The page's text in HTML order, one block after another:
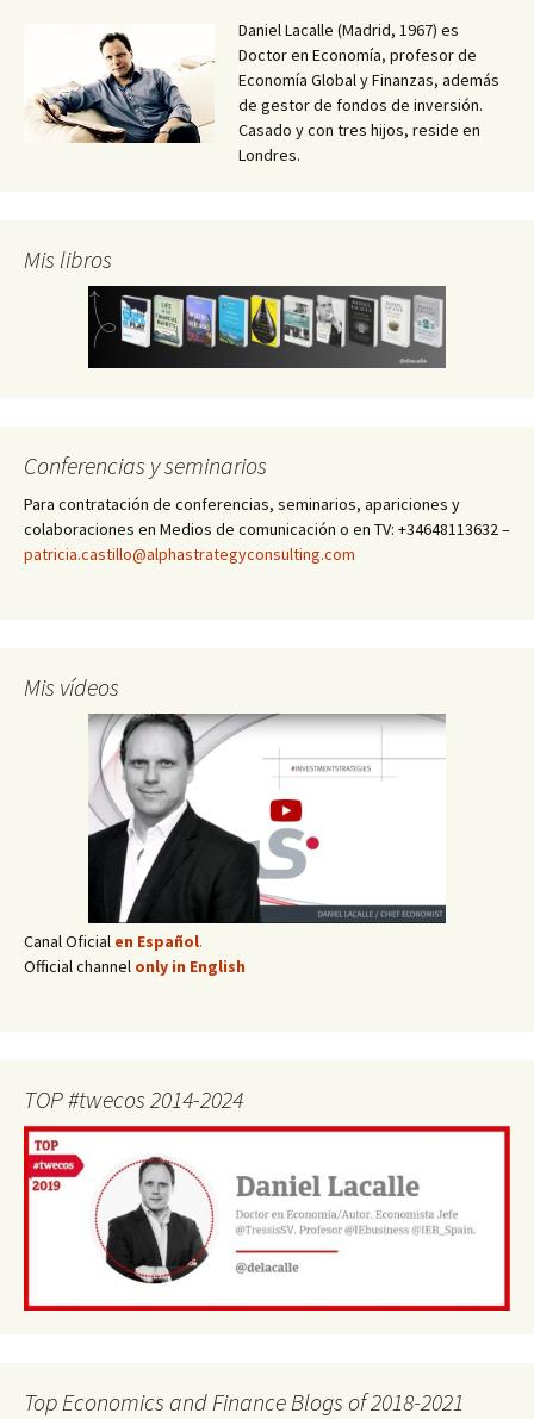
Daniel Lacalle (Madrid, 1967) es
Doctor en Economía, profesor de
Economía Global y Finanzas, además
de gestor de fondos de inversión.
Casado y con tres hijos, reside en
Londres.
Mis libros
Conferencias y seminarios
Para contratación de conferencias, seminarios, apariciones y
colaboraciones en Medios de comunicación o en TV: +34648113632 –
patricia.castillo@alphastrategyconsulting.com
Mis vídeos
Canal Oficial en Español.
Official channel only in English
TOP #twecos 2014-2024
Top Economics and Finance Blogs of 2018-2021